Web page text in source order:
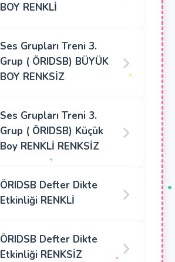
BOY RENKLİ
Ses Grupları Treni 3.
Grup ( ÖRIDSB) BÜYÜK
BOY RENKSİZ
Ses Grupları Treni 3.
Grup ( ÖRIDSB) Küçük
Boy RENKLİ RENKSİZ
ÖRIDSB Defter Dikte
Etkinliği RENKLİ
ÖRIDSB Defter Dikte
Etkinliği RENKSİZ